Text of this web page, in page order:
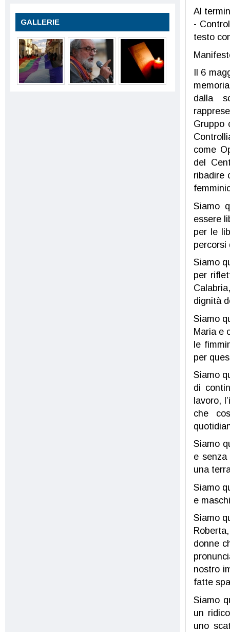
Al
-
testo
Il 6
dalla
Gruppo
come
del
ribadire
Siamo
essere
per le
percorsi
Siamo
per
dignità
Siamo
Maria e
le
per
Siamo
di
lavoro,
che
Siamo
e
una
Siamo
e
Siamo
donne
nostro
fatte
Siamo
un
uno
GALLERIE